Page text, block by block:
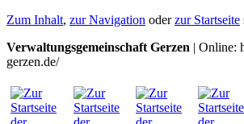
Zum Inhalt, zur Navigation oderzur Startseite
Verwaltungsgemeinschaft Gerzen | Online:
gerzen.de/